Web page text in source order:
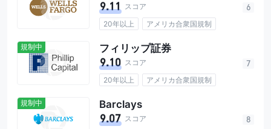
総ユーザー数4.05M
9.11 スコア
20年以上
アメリカ合衆国規制
手数料なし
6
規制中 フィリップ証券
9.10 スコア
20年以上
アメリカ合衆国規制
シンガポール規制
7
規制中 Barclays
9.07 スコア
8